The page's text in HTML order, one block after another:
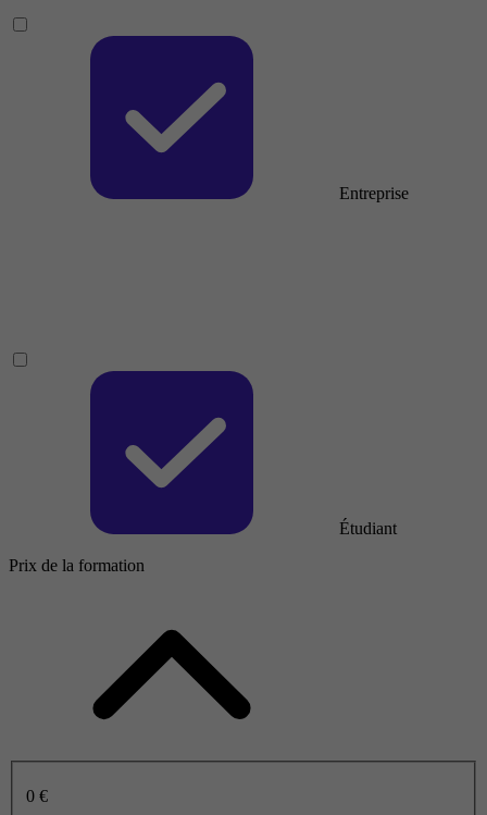
Entreprise
Étudiant
Prix de la formation
0 €